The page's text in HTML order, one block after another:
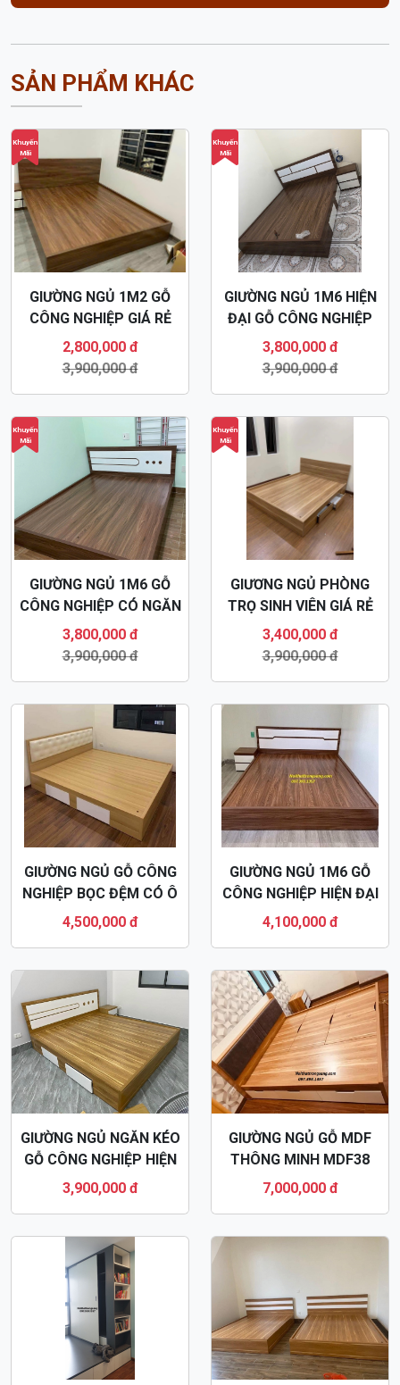
SẢN PHẨM KHÁC
Khuyến
Mãi
GIƯỜNG NGỦ 1M2 GỖ
CÔNG NGHIỆP GIÁ RẺ
MDF78
2,800,000 đ
3,900,000 đ
Khuyến
Mãi
GIƯỜNG NGỦ 1M6 HIỆN
ĐẠI GỖ CÔNG NGHIỆP
MDF81
3,800,000 đ
3,900,000 đ
Khuyến
Mãi
GIƯỜNG NGỦ 1M6 GỖ
CÔNG NGHIỆP CÓ NGĂN
KÉO MDF81
3,800,000 đ
3,900,000 đ
Khuyến
Mãi
GIƯƠNG NGỦ PHÒNG
TRỌ SINH VIÊN GIÁ RẺ
MDF63
3,400,000 đ
3,900,000 đ
GIƯỜNG NGỦ GỖ CÔNG
NGHIỆP BỌC ĐỆM CÓ Ô
KÉO MDF43
4,500,000 đ
GIƯỜNG NGỦ 1M6 GỖ
CÔNG NGHIỆP HIỆN ĐẠI
MDF32
4,100,000 đ
GIƯỜNG NGỦ NGĂN KÉO
GỖ CÔNG NGHIỆP HIỆN
ĐẠI MDF48
3,900,000 đ
GIƯỜNG NGỦ GỖ MDF
THÔNG MINH MDF38
7,000,000 đ